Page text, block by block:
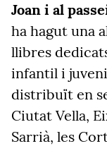
Joan i al
ha hagut una
llibres
infantil i
distribuït en
Ciutat Vella,
Sarrià, les